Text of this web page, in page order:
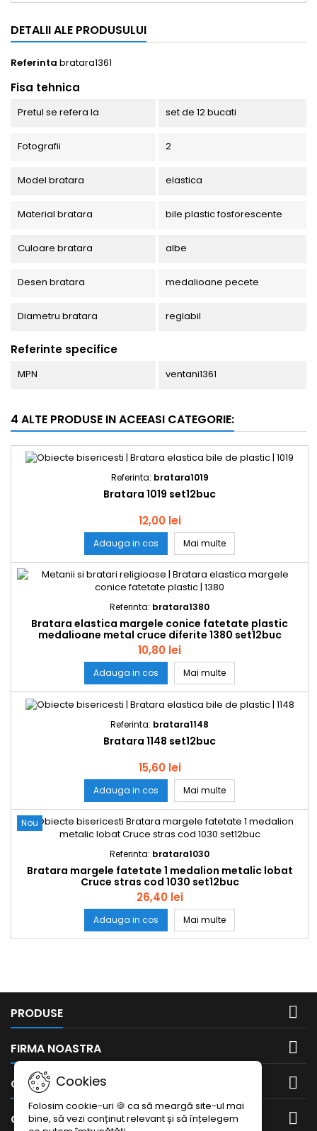
DETALII ALE PRODUSULUI
Referinta bratara1361
Fisa tehnica
Pretul se refera la set de 12 bucati
Fotografii 2
Model bratara elastica
Material bratara bile plastic fosforescente
Culoare bratara albe
Desen bratara medalioane pecete
Diametru bratara reglabil
Referinte specifice
MPN ventani1361
4 ALTE PRODUSE IN ACEEASI CATEGORIE:
Referinta: bratara1019
Bratara 1019 set12buc
12,00 lei
Adauga in cos Mai multeBratara 1019 set12buc
Referinta: bratara1380
Bratara elastica margele conice fatetate plastic
medalioane metal cruce diferite 1380 set12buc
10,80 lei
Adauga in cos Mai multeBratara elastica
Referinta: bratara1148
Bratara 1148 set12buc
15,60 lei
Adauga in cos Mai multeBratara 1148 set12buc
Nou
Referinta: bratara1030
Bratara margele fatetate 1 medalion metalic lobat
Cruce stras cod 1030 set12buc
26,40 lei
Adauga in cos Mai multeBratara margele
PRODUSE 
FIRMA NOASTRA 
CONTUL DUMNEAVOASTRA 
CONTACTEAZA-NE 
Cookies
Folosim cookie-uri 🍪 ca să meargă site-ul mai
bine, să vezi conținut relevant și să înțelegem